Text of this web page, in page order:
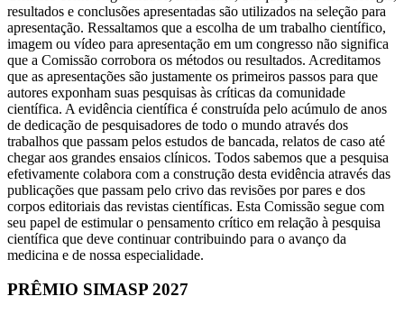
resultados e conclusões apresentadas são utilizados na seleção para
apresentação. Ressaltamos que a escolha de um trabalho científico,
imagem ou vídeo para apresentação em um congresso não significa
que a Comissão corrobora os métodos ou resultados. Acreditamos
que as apresentações são justamente os primeiros passos para que
autores exponham suas pesquisas às críticas da comunidade
científica. A evidência científica é construída pelo acúmulo de anos
de dedicação de pesquisadores de todo o mundo através dos
trabalhos que passam pelos estudos de bancada, relatos de caso até
chegar aos grandes ensaios clínicos. Todos sabemos que a pesquisa
efetivamente colabora com a construção desta evidência através das
publicações que passam pelo crivo das revisões por pares e dos
corpos editoriais das revistas científicas. Esta Comissão segue com
seu papel de estimular o pensamento crítico em relação à pesquisa
científica que deve continuar contribuindo para o avanço da
medicina e de nossa especialidade.
PRÊMIO SIMASP 2027